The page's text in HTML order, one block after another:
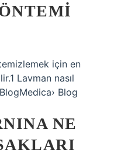
için en
Lavman nasıl
Blog
NE